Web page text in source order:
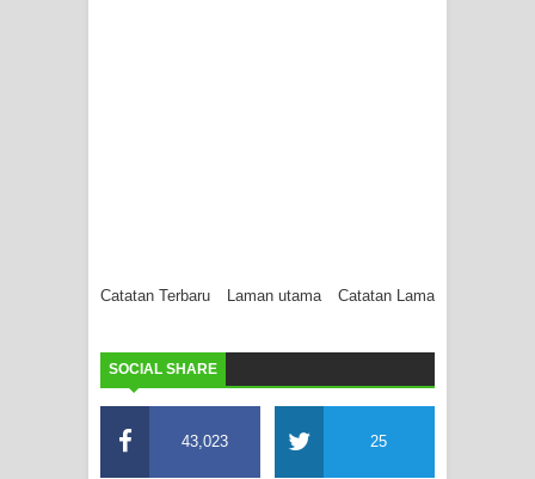
Catatan Terbaru Catatan Lama
Laman utama
SOCIAL SHARE
43,023 25